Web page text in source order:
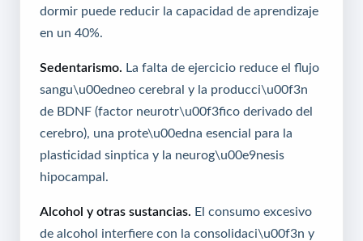
dormir puede reducir la capacidad de aprendizaje
en un 40%.
Sedentarismo. La falta de ejercicio reduce el flujo
sangu\u00edneo cerebral y la producci\u00f3n
de BDNF (factor neurotr\u00f3fico derivado del
cerebro), una prote\u00edna esencial para la
plasticidad sinptica y la neurog\u00e9nesis
hipocampal.
Alcohol y otras sustancias. El consumo excesivo
de alcohol interfiere con la consolidaci\u00f3n y